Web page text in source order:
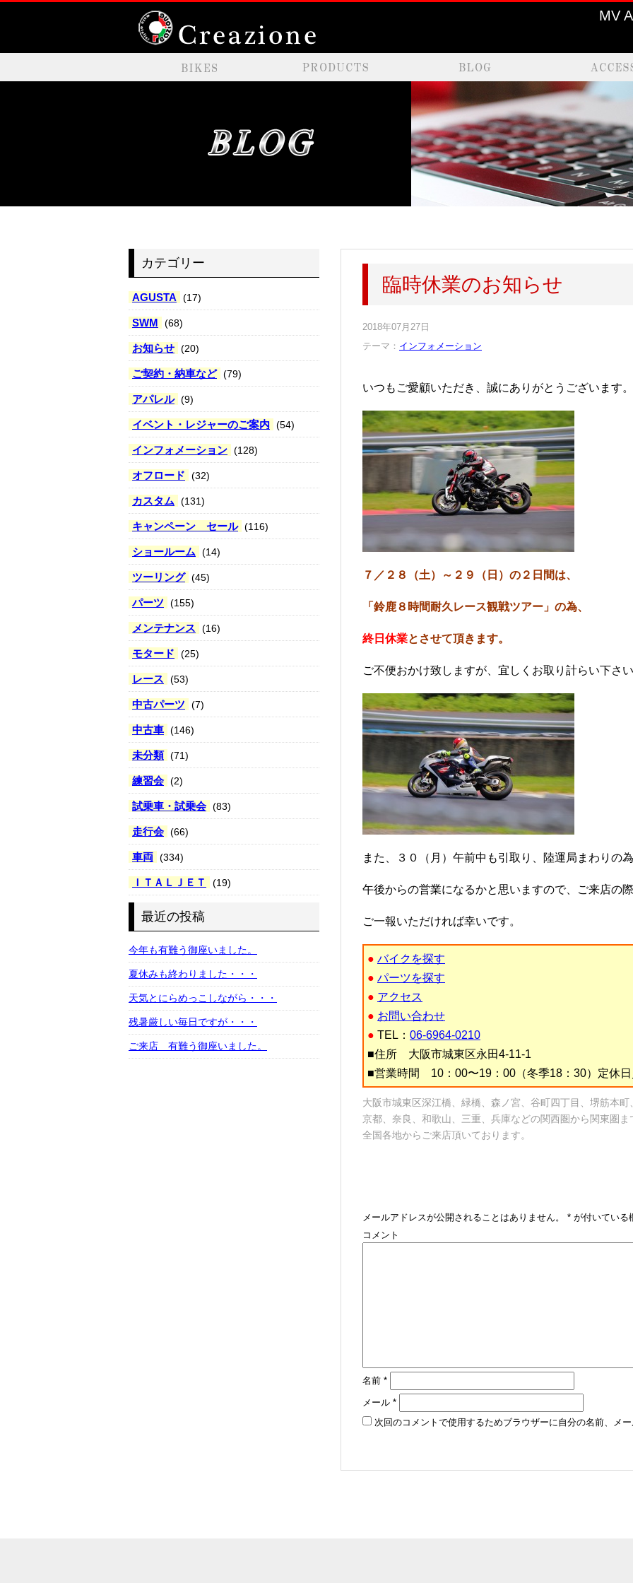
MV
カテゴリー
AGUSTA (17)
SWM (68)
お知らせ (20)
ご契約・納車など (79)
アパレル (9)
イベント・レジャーのご案内 (54)
インフォメーション (128)
オフロード (32)
カスタム (131)
キャンペーン セール (116)
ショールーム (14)
ツーリング (45)
パーツ (155)
メンテナンス (16)
モタード (25)
レース (53)
中古パーツ (7)
中古車 (146)
未分類 (71)
練習会 (2)
試乗車・試乗会 (83)
走行会 (66)
車両 (334)
ＩＴＡＬＪＥＴ (19)
最近の投稿
今年も有難う御座いました。
夏休みも終わりました・・・
天気とにらめっこしながら・・・
残暑厳しい毎日ですが・・・
ご来店 有難う御座いました。
臨時休業のお知らせ
2018年07月27日
テーマ： インフォメーション
いつもご愛顧いただき、誠にありがとうございます。
７／２８（土）～２９（日）の２日間は、
「鈴鹿８時間耐久レース観戦ツアー」の為、
終日休業とさせて頂きます。
ご不便おかけ致しますが、宜しくお取り計らい下さ
また、３０（月）午前中も引取り、陸運局まわりの
午後からの営業になるかと思いますので、ご来店の
ご一報いただければ幸いです。
● バイクを探す
● パーツを探す
● アクセス
● お問い合わせ
● TEL： 06-6964-0210
■住所 大阪市城東区永田4-11-1
■営業時間 10：00〜19：00（冬季18：30）定休
大阪市城東区深江橋、緑橋、森ノ宮、谷町四丁目、堺筋本
京都、奈良、和歌山、三重、兵庫などの関西圏から関東圏ま
全国各地からご来店頂いております。
メールアドレスが公開されることはありません。 * が付いている
コメント
名前 *
メール *
次回のコメントで使用するためブラウザーに自分の名前、メ